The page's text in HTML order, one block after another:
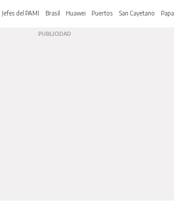
Jefes del PAMI Brasil Huawei Puertos San Cayetano